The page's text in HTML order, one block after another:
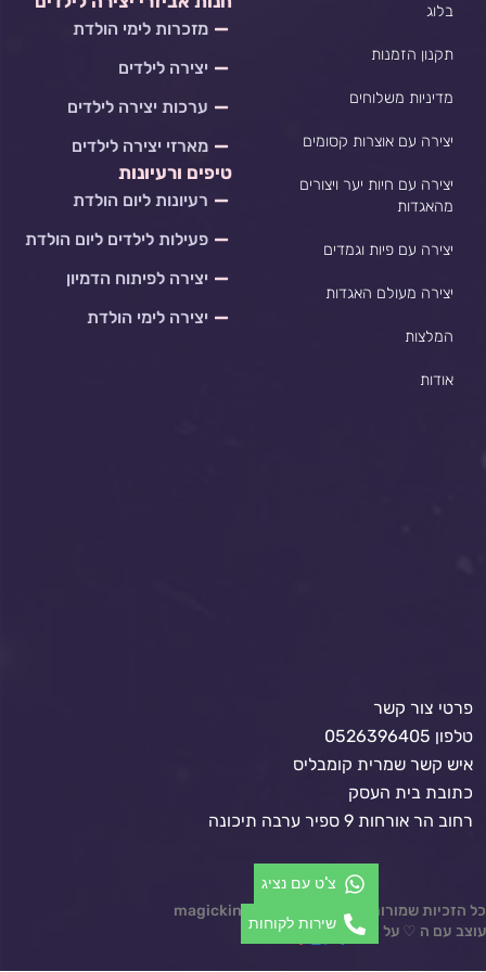
o
p
בלוג
תקנון הזמנות
מדיניות משלוחים
יצירה עם אוצרות קסומים
יצירה עם חיות יער ויצורים
מהאגדות
יצירה עם פיות וגמדים
יצירה מעולם האגדות
המלצות
אודות
מזכרות לימי הולדת
יצירה לילדים
ערכות יצירה לילדים
מארזי יצירה לילדים
טיפים ורעיונות
רעיונות ליום הולדת
פעילות לילדים ליום הולדת
יצירה לפיתוח הדמיון
יצירה לימי הולדת
פרטי צור קשר
טלפון 0526396405
איש קשר שמרית קומבליס
כתובת בית העסק
רחוב הר אורחות 9 ספיר ערבה תיכונה
כל הזכיות שמורות © 2024 magickindom.co.il
עוצב עם ה ♡ על ידי
צ'ט עם נציג
שירות לקוחות